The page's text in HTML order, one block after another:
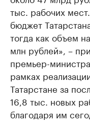
тыс. рабочих
бюджет
тогда как объем
млн рублей», –
премьер-
рамках
Татарстане за
16,8 тыс. новых
благодаря им